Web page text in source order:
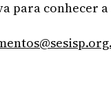
para conhecer a